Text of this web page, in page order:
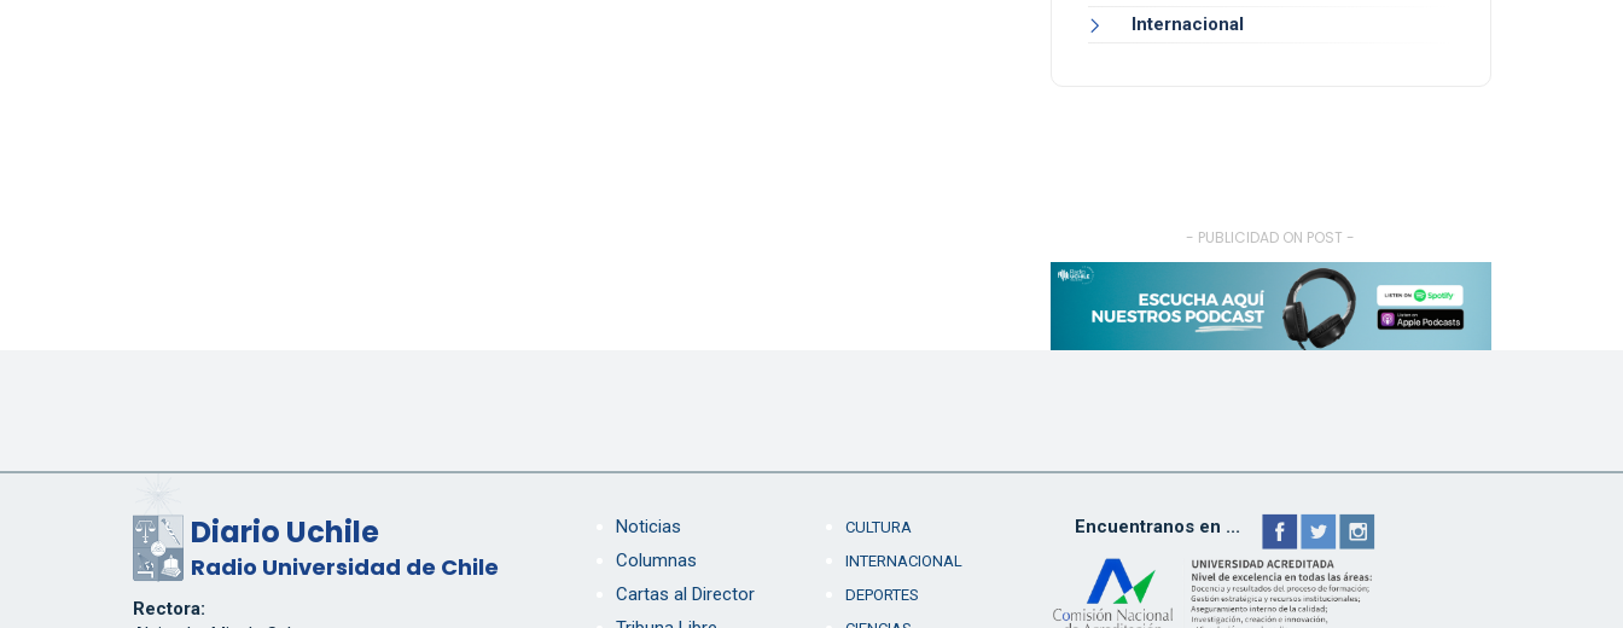
Internacional
- PUBLICIDAD ON POST -
Diario Uchile
Radio Universidad de Chile
Rectora:
Noticias
Columnas
Cartas al Director
CULTURA
INTERNACIONAL
DEPORTES
Encuentranos en ...